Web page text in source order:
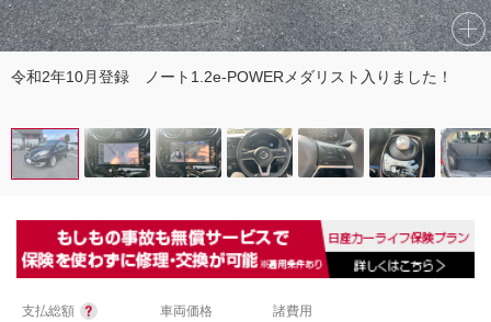
令和2年10月登録 ノート1.2e-POWERメダリスト入りました！
支払総額 車両価格 諸費用